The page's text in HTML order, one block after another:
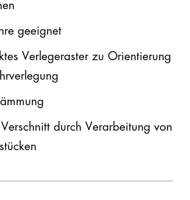
geeignet
Verlegeraster zu Orientierung
durch Verarbeitung von